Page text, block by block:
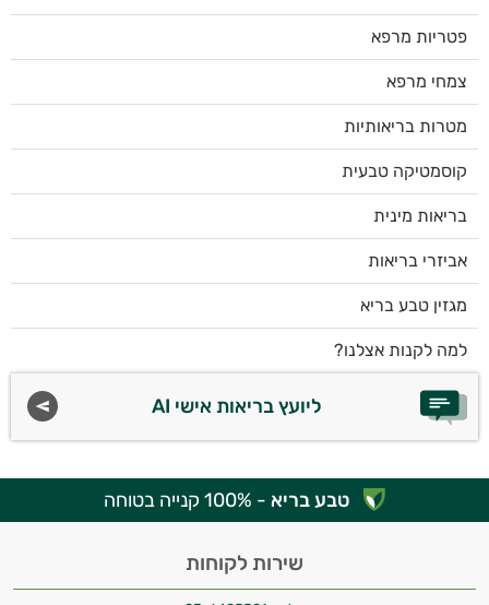
פטריות מרפא
צמחי מרפא
מטרות בריאותיות
קוסמטיקה טבעית
בריאות מינית
אביזרי בריאות
מגזין טבע בריא
למה לקנות אצלנו?
ליועץ בריאות אישי AI
טבע בריא - 100% קנייה בטוחה
שירות לקוחות